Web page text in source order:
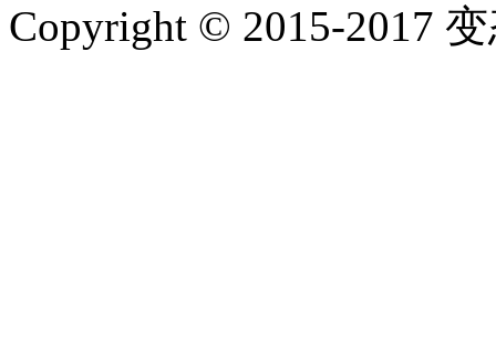
Copyright © 2015-2017